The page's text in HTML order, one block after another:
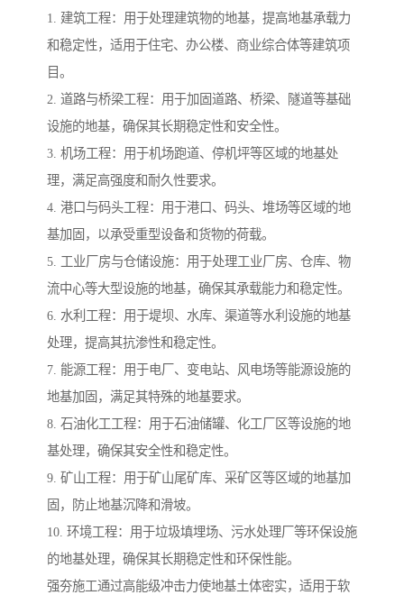
1. 建筑工程：用于处理建筑物的地基，提高地基承载力
和稳定性，适用于住宅、办公楼、商业综合体等建筑项
目。
2. 道路与桥梁工程：用于加固道路、桥梁、隧道等基础
设施的地基，确保其长期稳定性和安全性。
3. 机场工程：用于机场跑道、停机坪等区域的地基处
理，满足高强度和耐久性要求。
4. 港口与码头工程：用于港口、码头、堆场等区域的地
基加固，以承受重型设备和货物的荷载。
5. 工业厂房与仓储设施：用于处理工业厂房、仓库、物
流中心等大型设施的地基，确保其承载能力和稳定性。
6. 水利工程：用于堤坝、水库、渠道等水利设施的地基
处理，提高其抗渗性和稳定性。
7. 能源工程：用于电厂、变电站、风电场等能源设施的
地基加固，满足其特殊的地基要求。
8. 石油化工工程：用于石油储罐、化工厂区等设施的地
基处理，确保其安全性和稳定性。
9. 矿山工程：用于矿山尾矿库、采矿区等区域的地基加
固，防止地基沉降和滑坡。
10. 环境工程：用于垃圾填埋场、污水处理厂等环保设施
的地基处理，确保其长期稳定性和环保性能。
强夯施工通过高能级冲击力使地基土体密实，适用于软